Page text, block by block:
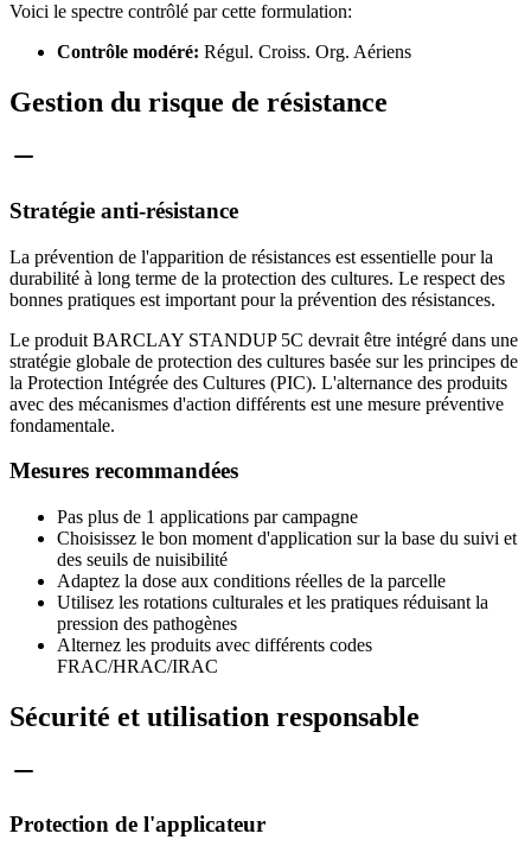
Voici le spectre contrôlé par cette formulation:
Contrôle modéré: Régul. Croiss. Org. Aériens
Gestion du risque de résistance
Stratégie anti-résistance
La prévention de l'apparition de résistances est essentielle pour la
durabilité à long terme de la protection des cultures. Le respect des
bonnes pratiques est important pour la prévention des résistances.
Le produit BARCLAY STANDUP 5C devrait être intégré dans une
stratégie globale de protection des cultures basée sur les principes de
la Protection Intégrée des Cultures (PIC). L'alternance des produits
avec des mécanismes d'action différents est une mesure préventive
fondamentale.
Mesures recommandées
Pas plus de 1 applications par campagne
Choisissez le bon moment d'application sur la base du suivi et
des seuils de nuisibilité
Adaptez la dose aux conditions réelles de la parcelle
Utilisez les rotations culturales et les pratiques réduisant la
pression des pathogènes
Alternez les produits avec différents codes
FRAC/HRAC/IRAC
Sécurité et utilisation responsable
Protection de l'applicateur